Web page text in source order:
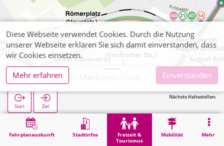
Fahrplanauskunft Stadtinfos
Freizeit &
Tourismus
Mobilität Mehr
Start Ziel
Nächste Haltestellen:
Freizeit & Tourismus Naherholung Herzogenrath, Merkstein Grube-Adolf-Park
Diese Webseite verwendet Cookies. Durch die Nutzung
unserer Webseite erklären Sie sich damit einverstanden, dass
wir Cookies einsetzen.
Mehr erfahren
Einverstanden